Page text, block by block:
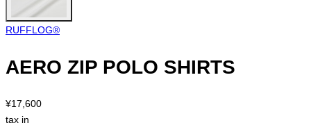
RUFFLOG®︎
AERO ZIP POLO SHIRTS
¥17,600
tax in